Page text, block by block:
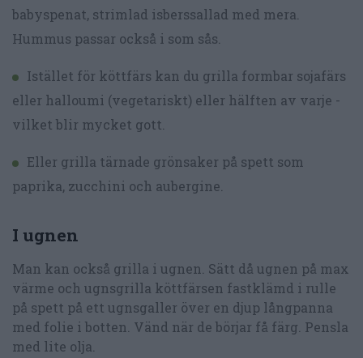
babyspenat, strimlad isberssallad med mera.
Hummus passar också i som sås.
Istället för köttfärs kan du grilla formbar sojafärs
eller halloumi (vegetariskt) eller hälften av varje -
vilket blir mycket gott.
Eller grilla tärnade grönsaker på spett som
paprika, zucchini och aubergine.
I ugnen
Man kan också grilla i ugnen. Sätt då ugnen på max
värme och ugnsgrilla köttfärsen fastklämd i rulle
på spett på ett ugnsgaller över en djup långpanna
med folie i botten. Vänd när de börjar få färg. Pensla
med lite olja.